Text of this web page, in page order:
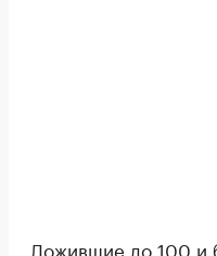
Дожившие до 100 и